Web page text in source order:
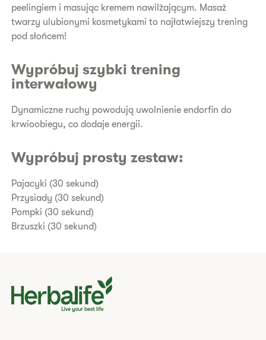
peelingiem i masując kremem ​​nawilżającym. Masaż
twarzy ulubionymi kosmetykami to najłatwiejszy trening
pod słońcem!
Wypróbuj szybki trening
interwałowy
Dynamiczne ruchy powodują uwolnienie endorfin do
krwioobiegu, co dodaje energii.
Wypróbuj prosty zestaw:
Pajacyki (30 sekund)
Przysiady (30 sekund)
Pompki (30 sekund)
Brzuszki (30 sekund)